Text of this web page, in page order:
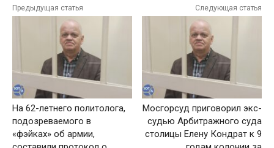
Предыдущая статья
На 62-летнего политолога,
подозреваемого в
«фэйках» об армии,
Следующая статья
Мосгорсуд приговорил экс-
судью Арбитражного суда
столицы Елену Кондрат к 9